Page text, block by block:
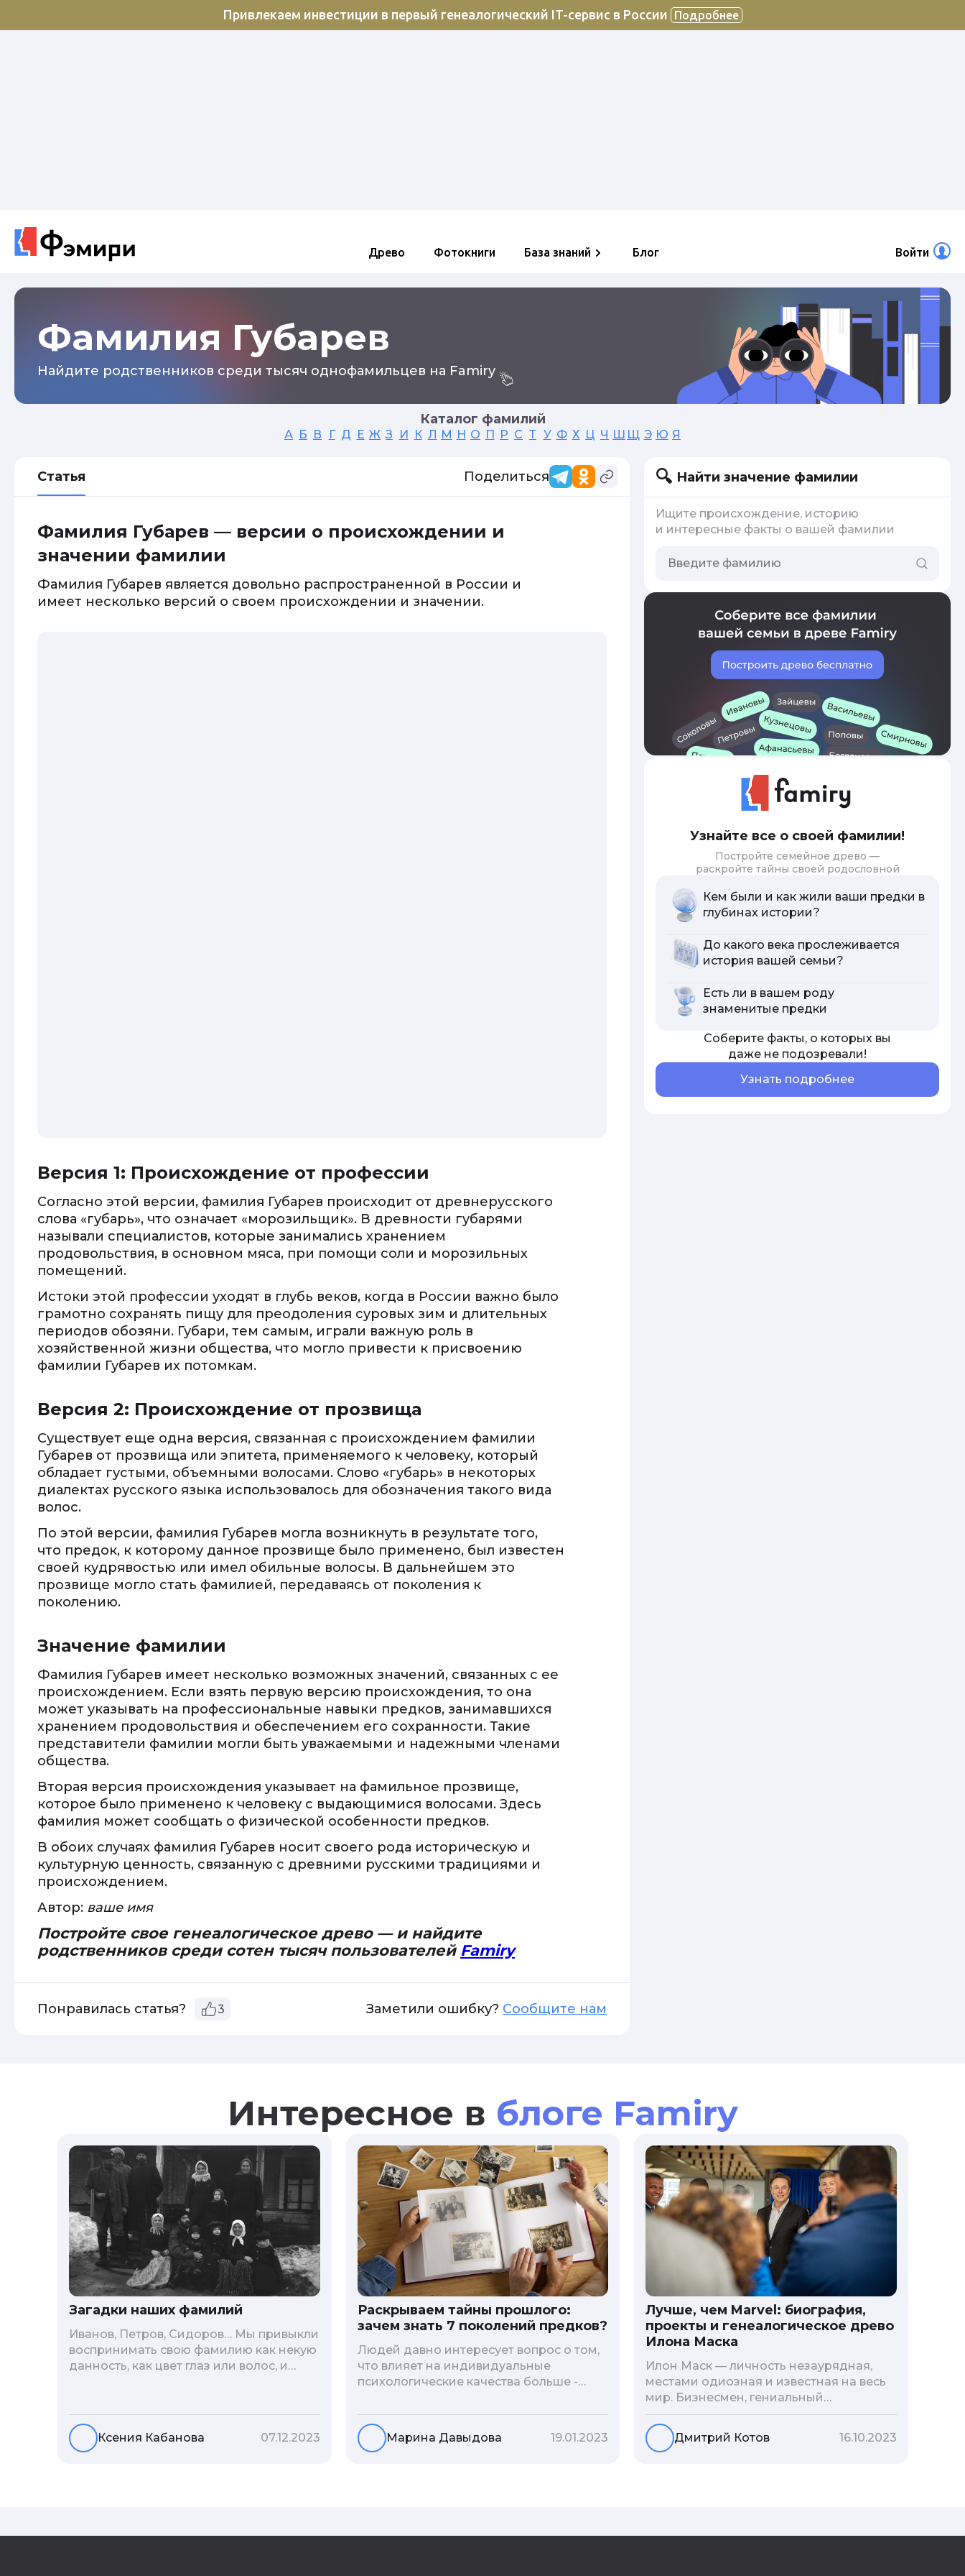
Привлекаем инвестиции в первый генеалогический IT-сервис в России Подробнее
Древо Фотокниги База знаний Блог Войти
Фамилия Губарев
Найдите родственников среди тысяч однофамильцев на Famiry
Каталог фамилий
А Б В Г Д Е Ж З И К Л М Н О П Р С Т У Ф Х Ц Ч Ш Щ Э Ю Я
Статья Поделиться
Фамилия Губарев — версии о происхождении и
значении фамилии
Фамилия Губарев является довольно распространенной в России и
имеет несколько версий о своем происхождении и значении.
Версия 1: Происхождение от профессии
Согласно этой версии, фамилия Губарев происходит от древнерусского
слова «губарь», что означает «морозильщик». В древности губарями
называли специалистов, которые занимались хранением
продовольствия, в основном мяса, при помощи соли и морозильных
помещений.
Истоки этой профессии уходят в глубь веков, когда в России важно было
грамотно сохранять пищу для преодоления суровых зим и длительных
периодов обозяни. Губари, тем самым, играли важную роль в
хозяйственной жизни общества, что могло привести к присвоению
фамилии Губарев их потомкам.
Версия 2: Происхождение от прозвища
Существует еще одна версия, связанная с происхождением фамилии
Губарев от прозвища или эпитета, применяемого к человеку, который
обладает густыми, объемными волосами. Слово «губарь» в некоторых
диалектах русского языка использовалось для обозначения такого вида
волос.
По этой версии, фамилия Губарев могла возникнуть в результате того,
что предок, к которому данное прозвище было применено, был известен
своей кудрявостью или имел обильные волосы. В дальнейшем это
прозвище могло стать фамилией, передаваясь от поколения к
поколению.
Значение фамилии
Фамилия Губарев имеет несколько возможных значений, связанных с ее
происхождением. Если взять первую версию происхождения, то она
может указывать на профессиональные навыки предков, занимавшихся
хранением продовольствия и обеспечением его сохранности. Такие
представители фамилии могли быть уважаемыми и надежными членами
общества.
Вторая версия происхождения указывает на фамильное прозвище,
которое было применено к человеку с выдающимися волосами. Здесь
фамилия может сообщать о физической особенности предков.
В обоих случаях фамилия Губарев носит своего рода историческую и
культурную ценность, связанную с древними русскими традициями и
происхождением.
Автор: ваше имя
Постройте свое генеалогическое древо — и найдите
родственников среди сотен тысяч пользователей Famiry
Понравилась статья? 3 Заметили ошибку? Сообщите нам
Найти значение фамилии
Ищите происхождение, историю
и интересные факты о вашей фамилии
Узнайте все о своей фамилии!
Постройте семейное древо —
раскройте тайны своей родословной
Кем были и как жили ваши предки в
глубинах истории?
До какого века прослеживается
история вашей семьи?
Есть ли в вашем роду
знаменитые предки
Соберите факты, о которых вы
даже не подозревали!
Узнать подробнее
Интересное в блоге Famiry
Загадки наших фамилий
Иванов, Петров, Сидоров… Мы привыкли
воспринимать свою фамилию как некую
данность, как цвет глаз или волос, и
неблагозвучной или, наоборот,
«дворянской» фамилией, и какие
секреты она может раскрыть о судьбе
Ксения Кабанова 07.12.2023
Раскрываем тайны прошлого:
зачем знать 7 поколений предков?
Людей давно интересует вопрос о том,
что влияет на индивидуальные
психологические качества больше -
человека. В астрологической практике
существует понятие геноскоп - влияние
семи поколений предков на судьбу
Марина Давыдова 19.01.2023
Лучше, чем Marvel: биография,
проекты и генеалогическое древо
Илона Маска
Илон Маск — личность незаурядная,
местами одиозная и известная на весь
мир. Бизнесмен, гениальный
изобретатель и миллиардер, живой
прообраз экранного Железного
человека — настоящий супергерой в
поделиться с читателями блога фактами
Дмитрий Котов 16.10.2023